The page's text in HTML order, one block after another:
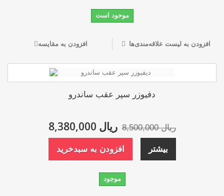
موحود است
افزودن به لیست علاقه‌مندی‌ها افزودن به مقایسه
دفیوزر سپر عقب ساندرو
8,380,000 ریال 8,500,000 ریال
افزودن به سبدخرید بیشتر
موجود